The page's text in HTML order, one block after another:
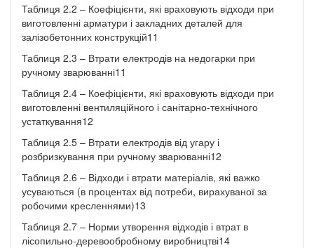
Таблиця 2.2 – Коефіцієнти, які враховують відходи при
виготовленні арматури і закладних деталей для
залізобетонних конструкцій11
Таблиця 2.3 – Втрати електродів на недогарки при
ручному зварюванні11
Таблиця 2.4 – Коефіцієнти, які враховують відходи при
виготовленні вентиляційного і санітарно-технічного
устаткування12
Таблиця 2.5 – Втрати електродів від угару і
розбризкування при ручному зварюванні12
Таблиця 2.6 – Відходи і втрати матеріалів, які важко
усуваються (в процентах від потреби, вирахуваної за
робочими кресленнями)13
Таблиця 2.7 – Норми утворення відходів і втрат в
лісопильно-деревообробному виробництві14